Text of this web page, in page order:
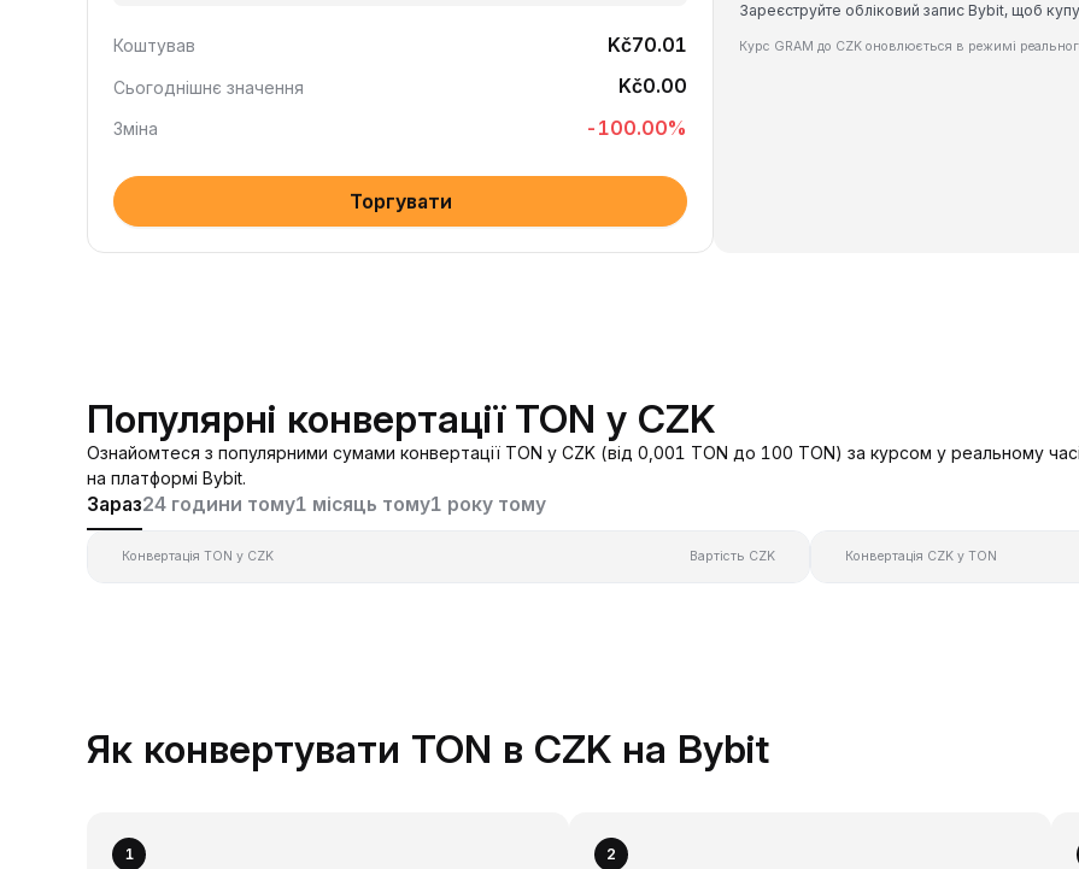
Коштував Kč70.01
Сьогоднішнє значення Kč0.00
Зміна -100.00%
Торгувати
Зареєструйте обліковий запис Bybit, щоб
Курс GRAM до CZK оновлюється в режимі
Популярні конвертації TON у CZK
Ознайомтеся з популярними сумами конвертації TON у CZK (від 0,001 TON до 100 TON) за курсом у реальному
на платформі Bybit.
Зараз24 години тому1 місяць тому1 року тому
Конвертація TON у CZK Вартість CZK Конвертація CZK у TON
Як конвертувати TON в CZK на Bybit
1 2